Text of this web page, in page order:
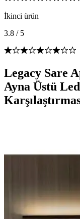
İkinci ürün
3.8 / 5
Legacy Sare
Ayna Üstü